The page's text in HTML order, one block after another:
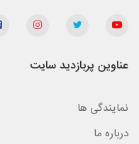
عناوین پربازدید سایت
نمایندگی ها
درباره ما